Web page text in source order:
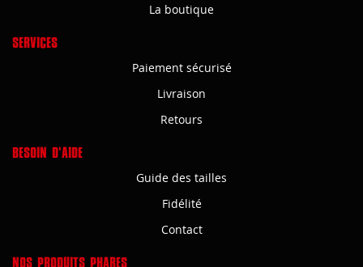
La boutique
SERVICES
Paiement sécurisé
Livraison
Retours
BESOIN D'AIDE
Guide des tailles
Fidélité
Contact
NOS PRODUITS PHARES